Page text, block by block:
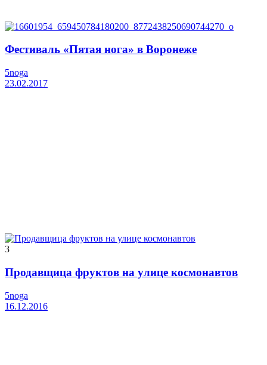
Фестиваль «Пятая нога» в Воронеже
5noga
23.02.2017
3
Продавщица фруктов на улице космонавтов
5noga
16.12.2016